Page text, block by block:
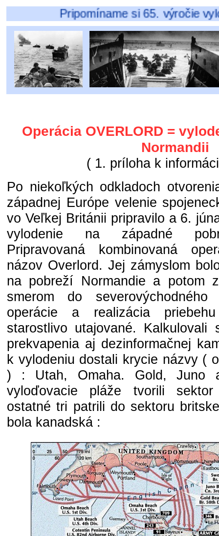
Pripomíname si 65. výročie vylodenia
Operácia OVERLORD =
Normandii
( 1. príloha k
Po niekoľkých odkladoch
západnej Európe velenie
vo Veľkej Británii pripravilo a 6.
vylodenie na západné
Pripravovaná kombinovaná
názov Overlord. Jej zámyslom
na pobreží Normandie a potom
smerom do severovýchodného
operácie a realizácia
starostlivo utajované. Kalkulovali
prekvapenia aj dezinformačnej
k vylodeniu dostali krycie názvy (
) : Utah, Omaha. Gold, Juno
vyloďovacie pláže tvorili sektor
ostatné tri patrili do sektoru
bola kanadská :